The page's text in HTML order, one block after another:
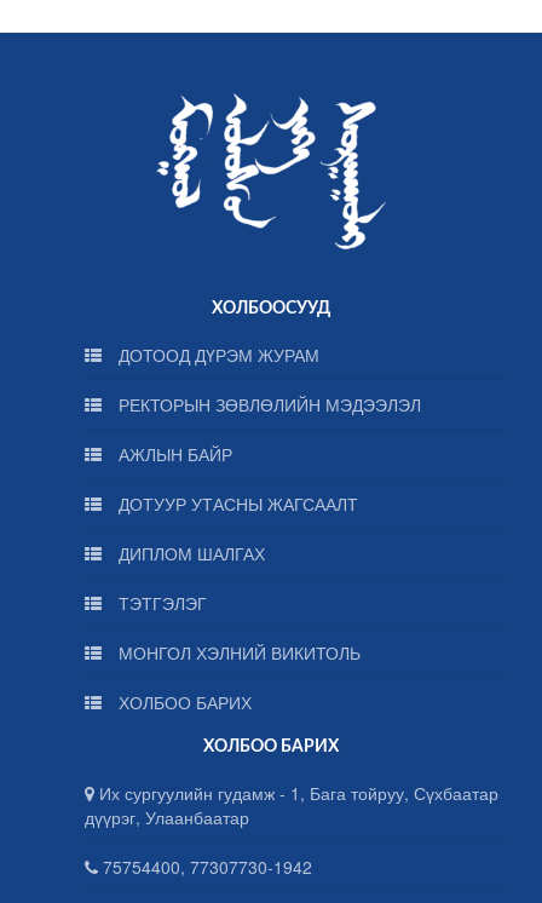
ХОЛБООСУУД
ДОТООД ДҮРЭМ ЖУРАМ
РЕКТОРЫН ЗӨВЛӨЛИЙН МЭДЭЭЛЭЛ
АЖЛЫН БАЙР
ДОТУУР УТАСНЫ ЖАГСААЛТ
ДИПЛОМ ШАЛГАХ
ТЭТГЭЛЭГ
МОНГОЛ ХЭЛНИЙ ВИКИТОЛЬ
ХОЛБОО БАРИХ
ХОЛБОО БАРИХ
Их сургуулийн гудамж - 1, Бага тойруу, Сүхбаатар
дүүрэг, Улаанбаатар
75754400, 77307730-1942